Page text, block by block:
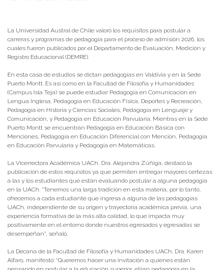
La Universidad Austral de Chile valoró los requisitos para postular a
carreras y programas de pedagogía para el proceso de admisión 2026, los
cuales fueron publicados por el Departamento de Evaluación, Medición y
Registro Educacional (DEMRE).
En esta casa de estudios se dictan pedagogías en Valdivia y en la Sede
Puerto Montt. Es así como en la Facultad de Filosofía y Humanidades
(Campus Isla Teja) se puede estudiar Pedagogía en Comunicación en
Lengua Inglesa, Pedagogía en Educación Física, Deportes y Recreación,
Pedagogía en Historia y Ciencias Sociales, Pedagogía en Lenguaje y
Comunicación, y Pedagogía en Educación Parvularia. Mientras en la Sede
Puerto Montt se encuentran Pedagogía en Educación Básica con
Menciones, Pedagogía en Educación Diferencial con Mención, Pedagogía
en Educación Parvularia y Pedagogía en Matemáticas.
La Vicerrectora Académica UACh, Dra. Alejandra Zúñiga, destacó la
publicación de estos requisitos ya que permiten entregar mayores certezas
a las y los estudiantes que están evaluando postular a alguna pedagogía
en la UACh. “Tenemos una larga tradición en esta materia, por lo tanto,
ofrecemos a cada estudiante que ingresa a alguna de las pedagogías
UACh, independiente de su origen y trayectoria académica previa, una
experiencia formativa de la más alta calidad, lo que impacta muy
positivamente en el entorno donde nuestros egresados y egresadas se
desempeñan”, señaló.
La Decana de la Facultad de Filosofía y Humanidades UACh, Dra. Karen
Alfaro, manifestó: “Queremos hacer una invitación a quienes están